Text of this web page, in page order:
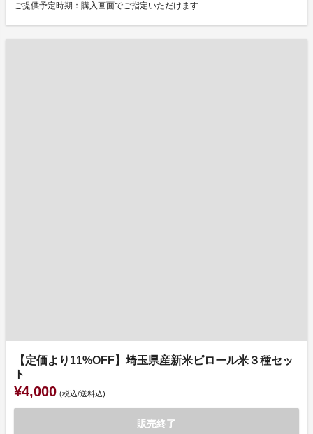
ご提供予定時期：購入画面でご指定いただけます
【定価より11%OFF】埼玉県産新米ピロール米３種セッ
ト
¥4,000 (税込/送料込)
販売終了